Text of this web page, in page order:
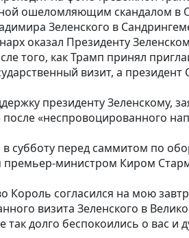
ошеломляющим скандалом в
Зеленского в
оказал Президенту
того, как Трамп принял
визит, а
президенту Зеленскому,
«неспровоцированного
субботу перед саммитом по
министром Киром
Король согласился на мою
визита Зеленского в
так долго беспокоились о вас и